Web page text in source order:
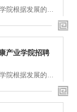
” 的校训，...
院根据发展的需
财经大学天府学
二、招聘条件岗
调研，分析行业
）参与制定学院
护与政府部
产业学院招聘
院根据发展的需
南财经大学天府
区3名）二、招聘